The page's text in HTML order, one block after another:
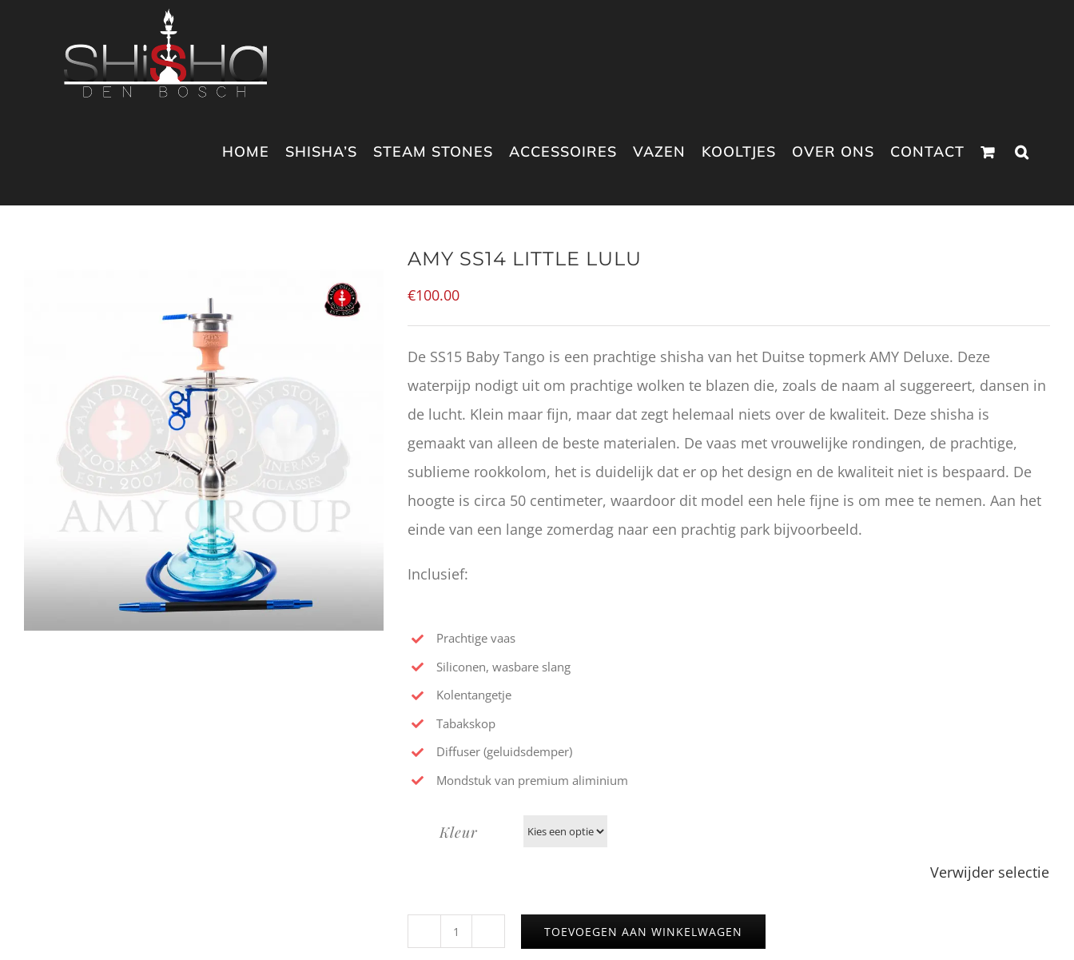
HOME SHISHA’S STEAM STONES ACCESSOIRES VAZEN KOOLTJES OVER ONS CONTACT
AMY SS14 LITTLE LULU
€100.00
De SS15 Baby Tango is een prachtige shisha van het Duitse topmerk AMY Deluxe. Deze
waterpijp nodigt uit om prachtige wolken te blazen die, zoals de naam al suggereert, dansen in
de lucht. Klein maar fijn, maar dat zegt helemaal niets over de kwaliteit. Deze shisha is
gemaakt van alleen de beste materialen. De vaas met vrouwelijke rondingen, de prachtige,
sublieme rookkolom, het is duidelijk dat er op het design en de kwaliteit niet is bespaard. De
hoogte is circa 50 centimeter, waardoor dit model een hele fijne is om mee te nemen. Aan het
einde van een lange zomerdag naar een prachtig park bijvoorbeeld.
Inclusief:
Prachtige vaas
Siliconen, wasbare slang
Kolentangetje
Tabakskop
Diffuser (geluidsdemper)
Mondstuk van premium aliminium
Kleur
Verwijder selectie
AMY
TOEVOEGEN AAN WINKELWAGEN